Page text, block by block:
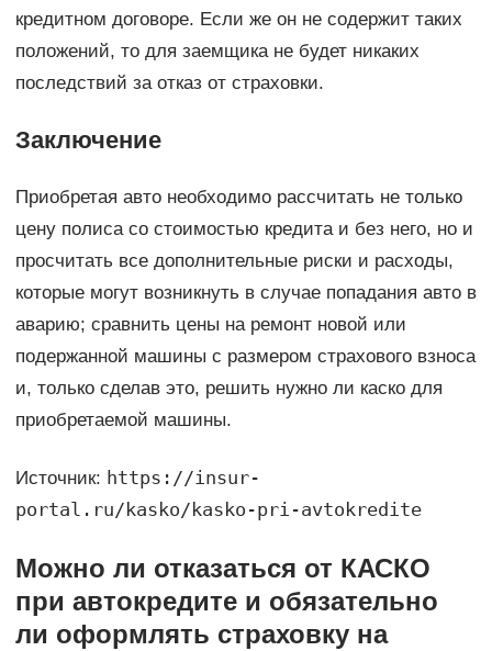
кредитном договоре. Если же он не содержит таких
положений, то для заемщика не будет никаких
последствий за отказ от страховки.
Заключение
Приобретая авто необходимо рассчитать не только
цену полиса со стоимостью кредита и без него, но и
просчитать все дополнительные риски и расходы,
которые могут возникнуть в случае попадания авто в
аварию; сравнить цены на ремонт новой или
подержанной машины с размером страхового взноса
и, только сделав это, решить нужно ли каско для
приобретаемой машины.
Источник: https://insur-
portal.ru/kasko/kasko-pri-avtokredite
Можно ли отказаться от КАСКО
при автокредите и обязательно
ли оформлять страховку на